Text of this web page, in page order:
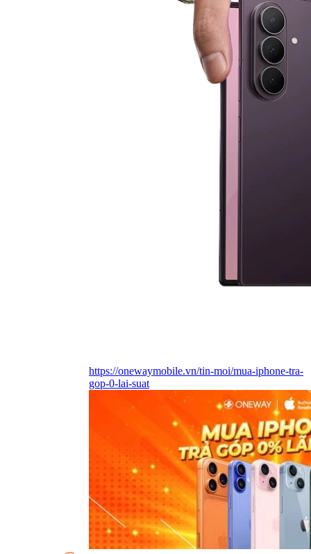
https://onewaymobile.vn/tin-moi/mua-iphone-tra-
gop-0-lai-suat